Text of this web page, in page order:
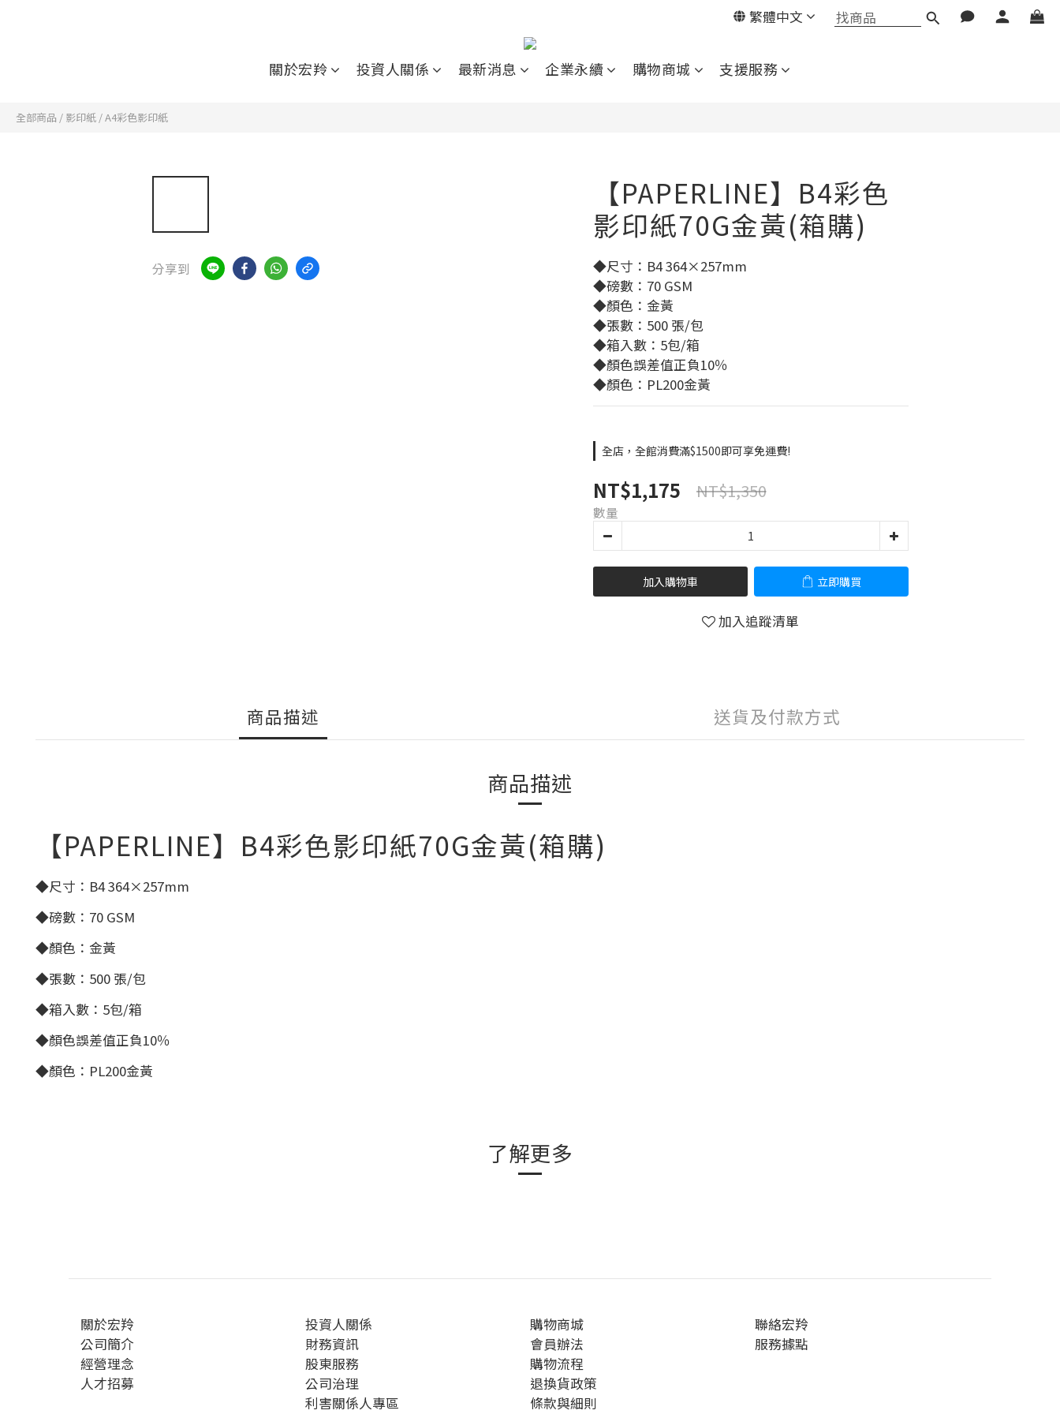
繁體中文
關於宏羚 投資人關係 最新消息 企業永續 購物商城 支援服務
全部商品 / 影印紙 /A4彩色影印紙
分享到
【PAPERLINE】B4彩色
影印紙70G金黃(箱購)
◆尺寸：B4 364×257mm
◆磅數：70 GSM
◆顏色：金黃
◆張數：500 張/包
◆箱入數：5包/箱
◆顏色誤差值正負10％
◆顏色：PL200金黃
全店，全館消費滿$1500即可享免運費!
NT$1,175 NT$1,350
數量
加入購物車 立即購買
加入追蹤清單
商品描述 送貨及付款方式
商品描述
【PAPERLINE】B4彩色影印紙70G金黃(箱購)
◆尺寸：B4 364×257mm
◆磅數：70 GSM
◆顏色：金黃
◆張數：500 張/包
◆箱入數：5包/箱
◆顏色誤差值正負10％
◆顏色：PL200金黃
了解更多
立即購買
關於宏羚
公司簡介
經營理念
人才招募
投資人關係
財務資訊
股東服務
公司治理
利害關係人專區
購物商城
會員辦法
購物流程
退換貨政策
條款與細則
聯絡宏羚
服務據點